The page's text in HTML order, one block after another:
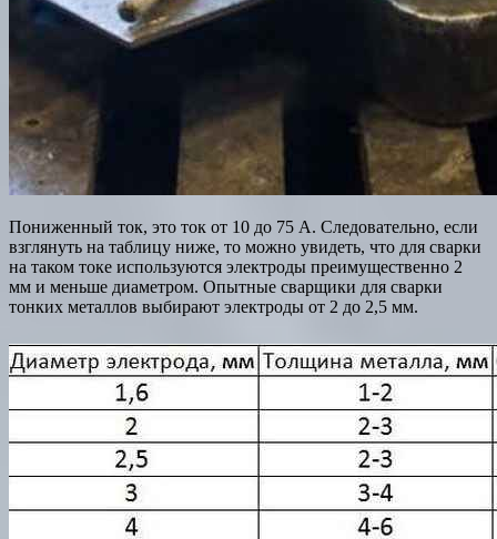
Пониженный ток, это ток от 10 до 75 А. Следовательно, если
взглянуть на таблицу ниже, то можно увидеть, что для сварки
на таком токе используются электроды преимущественно 2
мм и меньше диаметром. Опытные сварщики для сварки
тонких металлов выбирают электроды от 2 до 2,5 мм.